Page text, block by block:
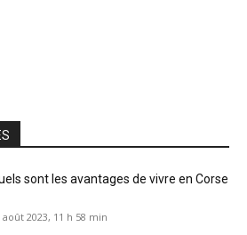
sont les avantages de vivre en Corse
août 2023, 11 h 58 min